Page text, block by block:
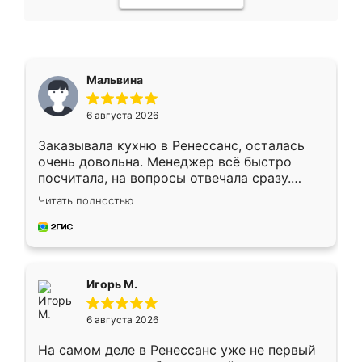
Мальвина
6 августа 2026
Заказывала кухню в Ренессанс, осталась
очень довольна. Менеджер всё быстро
посчитала, на вопросы отвечала сразу.
Замерщик приехал в субботу, подошёл к
делу со всей ответственностью. Собрали
за день, ребята работали аккуратно, даже
Читать полностью
Игорь М.
6 августа 2026
На самом деле в Ренессанс уже не первый